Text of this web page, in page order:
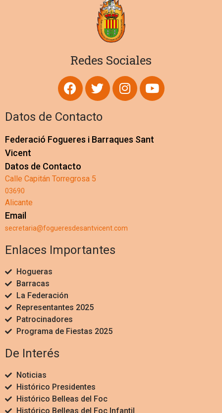
Redes Sociales
Datos de Contacto
Federació Fogueres i Barraques Sant
Vicent
Datos de Contacto
Calle Capitán Torregrosa 5
03690
Alicante
Email
secretaria@fogueresdesantvicent.com
Enlaces Importantes
Hogueras
Barracas
La Federación
Representantes 2025
Patrocinadores
Programa de Fiestas 2025
De Interés
Noticias
Histórico Presidentes
Histórico Belleas del Foc
Histórico Belleas del Foc Infantil